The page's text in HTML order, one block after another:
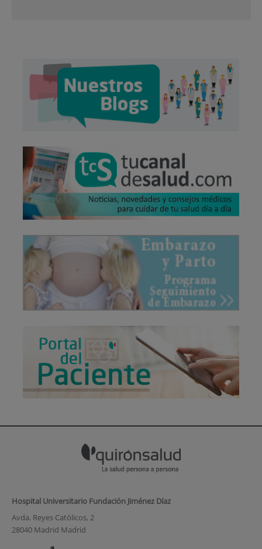
Hospital Universitario Fundación Jiménez Díaz
Avda. Reyes Católicos, 2
28040 Madrid Madrid